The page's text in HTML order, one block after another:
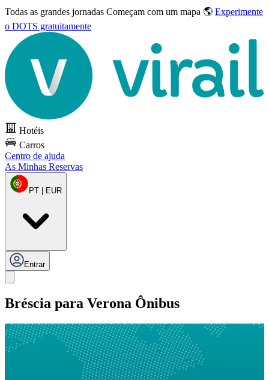
Todas as grandes jornadas Começam com um mapa 🌎 Experimente
o DOTS gratuitamente
Hotéis
Carros
Centro de ajuda
As Minhas Reservas
PT | EUR
Entrar
Bréscia para Verona Ônibus